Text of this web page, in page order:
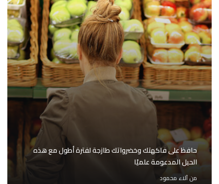
حافظ على فاكهتك وخضرواتك طازجة لفترة أطول مع هذه
الحيل المدعومة علميًا
منآلاء محمود